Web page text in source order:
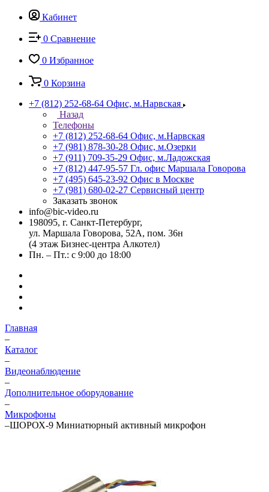
Кабинет
0 Сравнение
0 Избранное
0 Корзина
+7 (812) 252-68-64 Офис, м.Нарвская
Назад
Телефоны
+7 (812) 252-68-64 Офис, м.Нарвская
+7 (981) 878-30-28 Офис, м.Озерки
+7 (911) 709-35-29 Офис, м.Ладожская
+7 (812) 447-95-57 Гл. офис Маршала Говорова
+7 (495) 645-23-92 Офис в Москве
+7 (981) 680-02-27 Сервисный центр
Заказать звонок
info@bic-video.ru
198095, г. Санкт-Петербург,
ул. Маршала Говорова, 52А, пом. 36н
(4 этаж Бизнес-центра Алкотел)
Пн. – Пт.: с 9:00 до 18:00
Главная
–
Каталог
–
Видеонаблюдение
–
Дополнительное оборудование
–
Микрофоны
–ШОРОХ-9 Миниатюрный активный микрофон